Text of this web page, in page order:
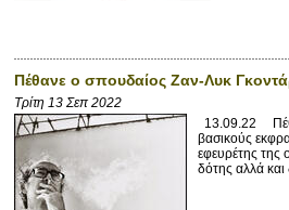
Πέθανε ο σπουδαίος Ζαν-Λυκ
Τρίτη 13 Σεπ 2022
13.09.22
βασικούς
εφευρέτης της
δότης αλλά